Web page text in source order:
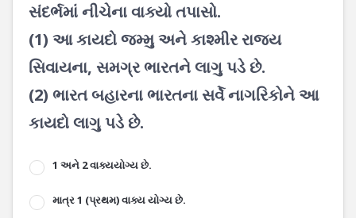
સંદર્ભમાં નીચેના વાક્યો તપાસો.
(1) આ કાયદો જમ્મુ અને કાશ્મીર રાજ્ય
સિવાયના, સમગ્ર ભારતને લાગુ પડે છે.
(2) ભારત બહારના ભારતના સર્વે નાગરિકોને આ
કાયદો લાગુ પડે છે.
1 અને 2 વાક્યયોગ્ય છે.
માત્ર 1 (પ્રથમ) વાક્ય યોગ્ય છે.